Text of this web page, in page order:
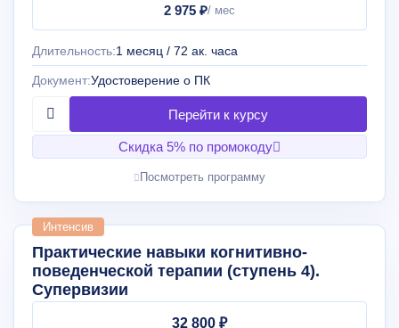
2 975 ₽
Длительность:1 месяц / 72 ак. часа
Документ:Удостоверение о ПК
Скидка 5% по промокоду
Посмотреть программу
Интенсив
Практические навыки когнитивно-
поведенческой терапии (ступень 4).
Супервизии
32 800 ₽